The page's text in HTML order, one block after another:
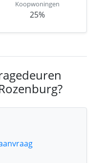
Koopwoningen
25%